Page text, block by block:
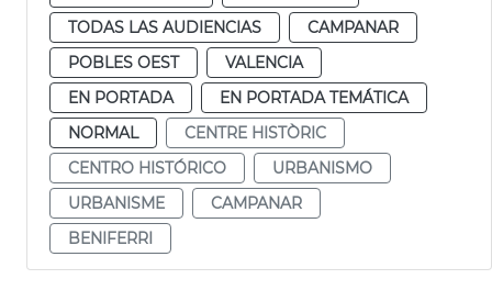
TODAS LAS AUDIENCIAS
CAMPANAR
POBLES OEST
VALENCIA
EN PORTADA
EN PORTADA TEMÁTICA
NORMAL
CENTRE HISTÒRIC
CENTRO HISTÓRICO
URBANISMO
URBANISME
CAMPANAR
BENIFERRI